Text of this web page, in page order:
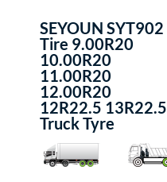
SEYOUN SYT902
Tire 9.00R20
10.00R20
11.00R20
12.00R20
12R22.5 13R22.5
Truck Tyre